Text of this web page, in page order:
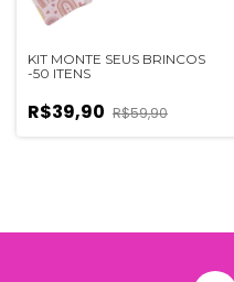
KIT MONTE SEUS BRINCOS
-50 ITENS
R$39,90 R$59,90